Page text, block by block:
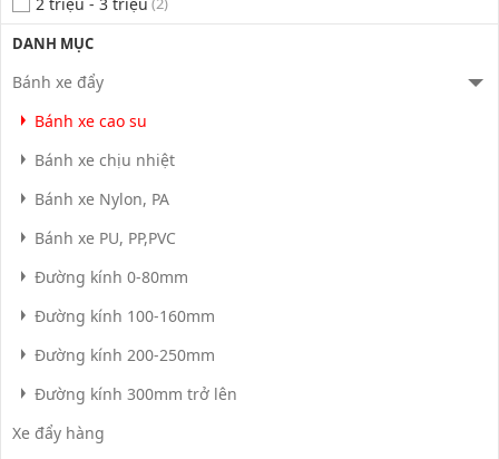
DANH MỤC
Bánh xe đẩy
Bánh xe cao su
Bánh xe chịu nhiệt
Bánh xe Nylon, PA
Bánh xe PU, PP,PVC
Đường kính 0-80mm
Đường kính 100-160mm
Đường kính 200-250mm
Đường kính 300mm trở lên
Xe đẩy hàng